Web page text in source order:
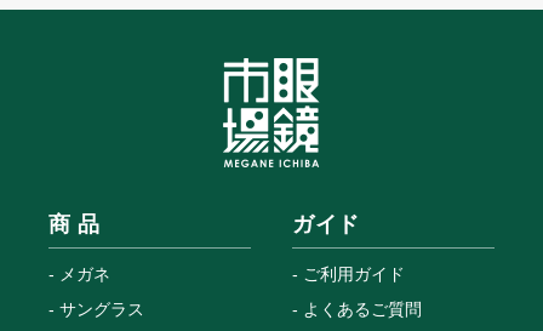
商 品
メガネ
サングラス
ガイド
ご利用ガイド
よくあるご質問